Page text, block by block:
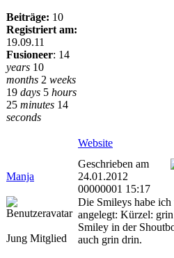
Beiträge: 10
Registriert am:
19.09.11
Fusioneer: 14
years 10
months 2 weeks
19 days 5 hours
25 minutes 14
seconds
Website
Manja
Geschrieben am
24.01.2012
00000001 15:17
Jung Mitglied
Die Smileys habe
angelegt: Kürzel:
Smiley in der
auch grin drin.